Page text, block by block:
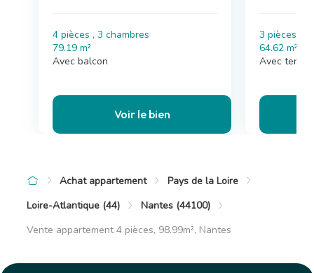
4 pièces , 3 chambres
79.19 m²
Avec balcon
Voir le bien
3 pièces , 2
64.62 m²
Avec
Achat appartement
Pays de la Loire
Loire-Atlantique (44)
Nantes (44100)
Vente appartement 4 pièces, 98.99m², Nantes